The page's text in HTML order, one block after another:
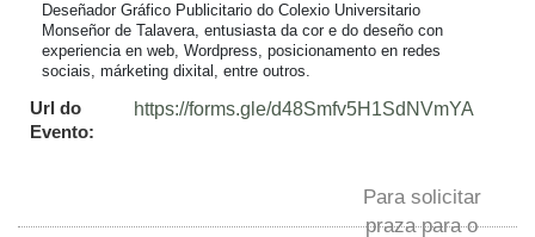
Deseñador Gráfico Publicitario do Colexio Universitario
Monseñor de Talavera, entusiasta da cor e do deseño con
experiencia en web, Wordpress, posicionamento en redes
sociais, márketing dixital, entre outros.
Url do
Evento:
https://forms.gle/d48Smfv5H1SdNVmYA
Para solicitar
praza para o